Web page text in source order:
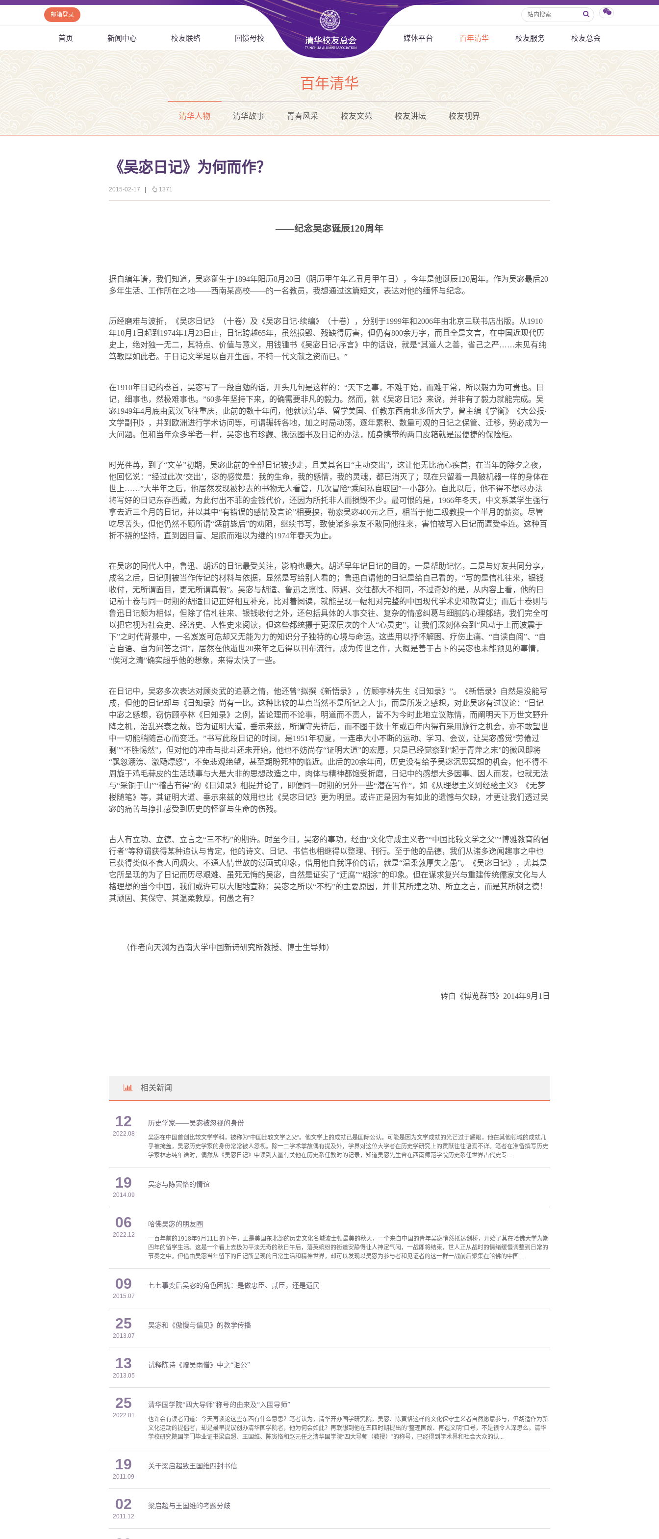
邮箱登录
首页 新闻中心 校友联络 回馈母校 媒体平台 百年清华 校友服务 校友总会
百年清华
清华人物 清华故事 青春风采 校友文苑 校友讲坛 校友视界
《吴宓日记》为何而作？
2015-02-17 1371
——纪念吴宓诞辰120周年
据自编年谱，我们知道，吴宓诞生于1894年阳历8月 20 日（阴历甲午年乙丑月甲午日），今年是他诞辰120周年。作为吴宓最后20
多年生活、工作所在之地——西南某高校——的一名教员，我想通过这篇短文，表达对他的缅怀与纪念。
历经磨难与波折，《吴宓日记》（十卷）及《吴宓日记·续编》（十卷），分别于1999年和2006年由北京三联书店出版。从1910
年10月 1 日起到 1974年1 月 23 日止，日记跨越65年，虽然损毁、残缺得厉害，但仍有800余万字，而且全是文言，在中国近现代历
史上，绝对独一无二，其特点、价值与意义，用钱锺书《吴宓日记·序言》中的话说，就是“其道人之善，省己之严……未见有纯
笃敦厚如此者。于日记文学足以自开生面，不特一代文献之资而已。”
在1910年日记的卷首，吴宓写了一段自勉的话，开头几句是这样的：“天下之事，不难于始，而难于常，所以毅力为可贵也。日
记，细事也，然极难事也。”60多年坚持下来，的确需要非凡的毅力。然而，就《吴宓日记》来说，并非有了毅力就能完成。吴
宓1949年4月底由武汉飞往重庆，此前的数十年间，他就读清华、留学美国、任教东西南北多所大学，曾主编《学衡》《大公报·
文学副刊》，并到欧洲进行学术访问等，可谓辗转各地，加之时局动荡，逐年累积、数量可观的日记之保管、迁移，势必成为一
大问题。但和当年众多学者一样，吴宓也有珍藏、搬运图书及日记的办法，随身携带的两口皮箱就是最便捷的保险柜。
时光荏苒，到了“文革”初期，吴宓此前的全部日记被抄走，且美其名曰“主动交出”，这让他无比痛心疾首，在当年的除夕之夜，
他回忆说：“经过此次‘交出’，宓的感觉是：我的生命，我的感情，我的灵魂，都已消灭了；现在只留着一具破机器一样的身体在
世上……”大半年之后，他居然发现被抄去的书物无人看管，几次冒险“乘间私自取回”一小部分。自此以后，他不得不想尽办法
将写好的日记东存西藏，为此付出不菲的金钱代价，还因为所托非人而损毁不少。最可恨的是， 1966年冬天，中文系某学生强行
拿去近三个月的日记，并以其中“有错误的感情及言论”相要挟，勒索吴宓400元之巨，相当于他二级教授一个半月的薪资。尽管
吃尽苦头，但他仍然不顾所谓“惩前毖后”的劝阻，继续书写，致使诸多亲友不敢同他往来，害怕被写入日记而遭受牵连。这种百
折不挠的坚持，直到因目盲、足膑而难以为继的1974年春天为止。
在吴宓的同代人中，鲁迅、胡适的日记最受关注，影响也最大。胡适早年记日记的目的，一是帮助记忆，二是与好友共同分享，
成名之后，日记则被当作传记的材料与依据，显然是写给别人看的；鲁迅自谓他的日记是给自己看的，“写的是信札往来，银钱
收付，无所谓面目，更无所谓真假”。吴宓与胡适、鲁迅之禀性、际遇、交往都大不相同，不过奇妙的是，从内容上看，他的日
记前十卷与同一时期的胡适日记正好相互补充，比对着阅读，就能呈现一幅相对完整的中国现代学术史和教育史；而后十卷则与
鲁迅日记颇为相似，但除了信札往来、银钱收付之外，还包括具体的人事交往、复杂的情感纠葛与细腻的心理郁结，我们完全可
以把它视为社会史、经济史、人性史来阅读，但这些都统摄于更深层次的个人“心灵史”，让我们深刻体会到“风动于上而波震于
下”之时代背景中，一名岌岌可危却又无能为力的知识分子独特的心境与命运。这些用以抒怀解困、疗伤止痛、“自读自阅”、“自
言自语、自为问答之词”，居然在他逝世20来年之后得以刊布流行，成为传世之作，大概是善于占卜的吴宓也未能预见的事情，
“俟河之清”确实超乎他的想象，来得太快了一些。
在日记中，吴宓多次表达对顾炎武的追慕之情，他还曾“拟撰《新悟录》，仿顾亭林先生《日知录》”。《新悟录》自然是没能写
成，但他的日记却与《日知录》尚有一比。这种比较的基点当然不是所记之人事，而是所发之感想，对此吴宓有过议论：“日记
中宓之感想，窃仿顾亭林《日知录》之例，皆论理而不论事，明道而不责人，皆不为今时此地立议陈情，而阐明天下万世文野升
降之机，治乱兴衰之故。皆为证明大道，垂示来兹，所谓守先待后，而不图于数十年或百年内得有采用施行之机会，亦不敢望世
中一切能稍随吾心而变迁。”书写此段日记的时间，是1951年初夏，一连串大小不断的运动、学习、会议，让吴宓感觉“劳倦过
剩”“不胜惕然”，但对他的冲击与批斗还未开始，他也不妨尚存“证明大道”的宏愿，只是已经觉察到“起于青萍之末”的微风即将
“飘忽淜滂、激飏熛怒”，不免悲观绝望，甚至期盼死神的临近。此后的20余年间，历史没有给予吴宓沉思冥想的机会，他不得不
周旋于鸡毛蒜皮的生活琐事与大是大非的思想改造之中，肉体与精神都饱受折磨，日记中的感想大多因事、因人而发，也就无法
与“采铜于山”“稽古有得”的《日知录》相提并论了，即便同一时期的另外一些“潜在写作”，如《从理想主义到经验主义》《无梦
楼随笔》等，其证明大道、垂示来兹的效用也比《吴宓日记》更为明显。或许正是因为有如此的遗憾与欠缺，才更让我们透过吴
宓的痛苦与挣扎感受到历史的怪诞与生命的伤残。
古人有立功、立德、立言之“三不朽”的期许。时至今日，吴宓的事功，经由“文化守成主义者”“中国比较文学之父”“博雅教育的倡
行者”等称谓获得某种追认与肯定，他的诗文、日记、书信也相继得以整理、刊行。至于他的品德，我们从诸多逸闻趣事之中也
已获得类似不食人间烟火、不通人情世故的漫画式印象，借用他自我评价的话，就是“温柔敦厚失之愚”。《吴宓日记》，尤其是
它所呈现的为了日记而历尽艰难、虽死无悔的吴宓，自然是证实了“迂腐”“糊涂”的印象。但在谋求复兴与重建传统儒家文化与人
格理想的当今中国，我们或许可以大胆地宣称：吴宓之所以“不朽”的主要原因，并非其所建之功、所立之言，而是其所树之德！
其顽固、其保守、其温柔敦厚，何愚之有？
（作者向天渊为西南大学中国新诗研究所教授、博士生导师）
转自《博览群书》 2014年9月 1 日
相关新闻
12
2022.08
历史学家——吴宓被忽视的身份
吴宓在中国首创比较文学学科，被称为“中国比较文学之父”。他文学上的成就已是国际公认。可能是因为文学成就的光芒过于耀眼，他在其他领域的成就几
乎被掩盖，吴宓历史学家的身份常常被人忽视。除一二学术掌故偶有提及外，学界对这位大学者在历史学研究上的贡献往往语焉不详。笔者在准备撰写历史
学家林志纯年谱时，偶然从《吴宓日记》中读到大量有关他在历史系任教时的记录，知道吴宓先生曾在西南师范学院历史系任世界古代史专...
19
2014.09
吴宓与陈寅恪的情谊
06
2022.12
哈佛吴宓的朋友圈
一百年前的1918年9月11日的下午，正是美国东北部的历史文化名城波士顿最美的秋天，一个来自中国的青年吴宓悄然抵达剑桥，开始了其在哈佛大学为期
四年的留学生活。这是一个看上去极为平淡无奇的秋日午后，落英缤纷的街道安静得让人神定气闲，一战即将结束，世人正从战时的情绪缓慢调整到日常的
节奏之中。但借由吴宓当年留下的日记所呈现的日常生活和精神世界，却可以发现以吴宓为参与者和见证者的这一群一战前后聚集在哈佛的中国...
09
2015.07
七七事变后吴宓的角色困扰：是做忠臣、贰臣，还是遗民
25
2013.07
吴宓和《傲慢与偏见》的教学传播
13
2013.05
试释陈诗《赠吴雨僧》中之“讵公”
25
2022.01
清华国学院“四大导师”称号的由来及“入围导师”
也许会有读者问道：今天再谈论这些东西有什么意思？笔者认为，清华开办国学研究院，吴宓、陈寅恪这样的文化保守主义者自然愿意参与，但胡适作为新
文化运动的提倡者，却是最早提议创办清华国学院者，他为何会如此？再联想到他在五四时期提出的“整理国故、再造文明”口号，不是很令人深思么。清华
学校研究院国学门毕业证书梁启超、王国维、陈寅恪和赵元任之清华国学院“四大导师（教授）”的称号，已经得到学术界和社会大众的认...
19
2011.09
关于梁启超致王国维四封书信
02
2011.12
梁启超与王国维的考题分歧